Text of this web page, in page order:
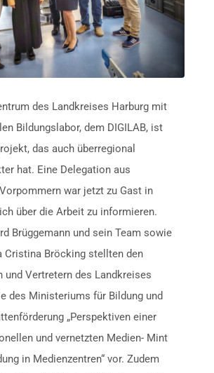
des Landkreises Harburg mit
Bildungslabor, dem DIGILAB, ist
das auch überregional
hat. Eine Delegation aus
war jetzt zu Gast in
über die Arbeit zu informieren.
Brüggemann und sein Team sowie
Cristina Bröcking stellten den
und Vertretern des Landkreises
des Ministeriums für Bildung und
„Perspektiven einer
und vernetzten Medien- Mint
in Medienzentren“ vor. Zudem